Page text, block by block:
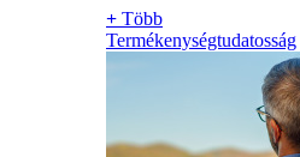
+ Több
Termékenységtudatosság